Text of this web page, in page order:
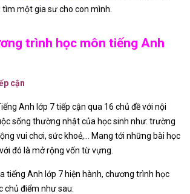
một gia sư cho con mình.
trình học môn tiếng Anh
cận
Anh lớp 7 tiếp cận qua 16 chủ đề với nội
sống thường nhật của học sinh như: trường
vui chơi, sức khoẻ,… Mang tới những bài học
đó là mở rộng vốn từ vựng.
tiếng Anh lớp 7 hiện hành, chương trình học
chủ điểm như sau: